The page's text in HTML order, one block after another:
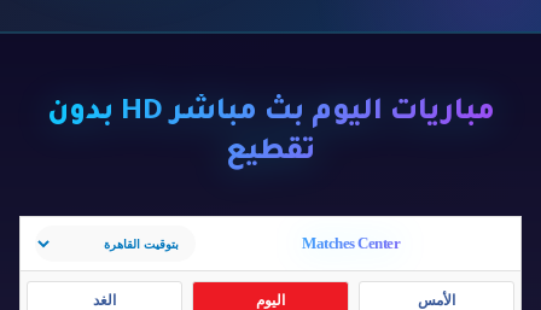
مباريات اليوم بث مباشر HD بدون
تقطيع
Matches Center
الأمس اليوم الغد